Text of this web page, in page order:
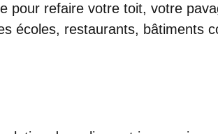
pour refaire votre toit, votre
écoles, restaurants, bâtiments